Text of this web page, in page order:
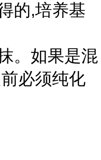
的,培养基
。如果是混
必须纯化